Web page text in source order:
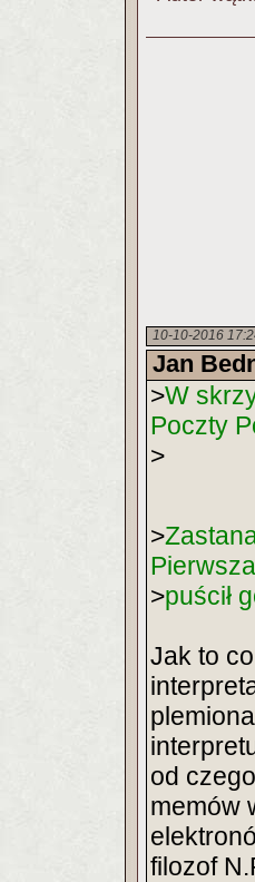
10-10-2016
Jan
>W
Poczty
>
>
>puścił
Jak to
od
memów
filozof